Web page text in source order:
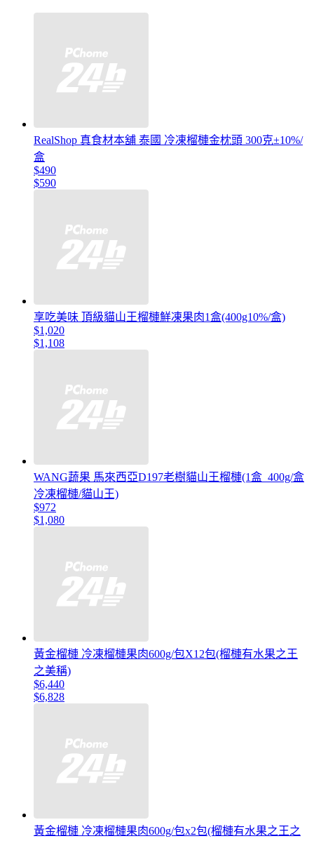
RealShop 真食材本舖 泰國 冷凍榴槤金枕頭 300克±10%/
盒
$490
$590
享吃美味 頂級貓山王榴槤鮮凍果肉1盒(400g10%/盒)
$1,020
$1,108
WANG蔬果 馬來西亞D197老樹貓山王榴槤(1盒_400g/盒
冷凍榴槤/貓山王)
$972
$1,080
黃金榴槤 冷凍榴槤果肉600g/包X12包(榴槤有水果之王
之美稱)
$6,440
$6,828
黃金榴槤 冷凍榴槤果肉600g/包x2包(榴槤有水果之王之